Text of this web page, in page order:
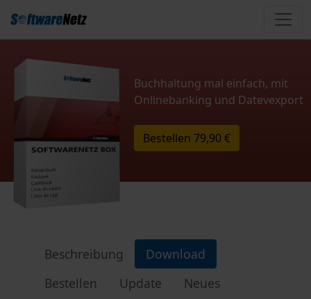
Buchhaltung mal einfach, mit
Onlinebanking und Datevexport
Bestellen 79,90 €
Beschreibung
Download
Bestellen
Update Neues